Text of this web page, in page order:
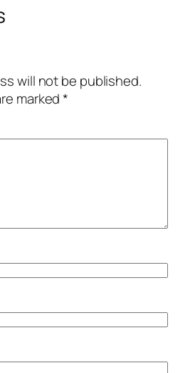
will not be published.
marked*